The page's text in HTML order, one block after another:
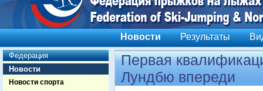
Новости Результаты
Федерация
Новости
Новости спорта
Первая
Лундбю впереди